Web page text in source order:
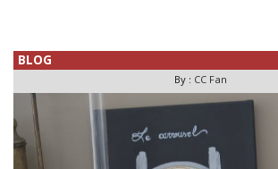
ージウォッチ愛好家にとっては辛い季節。
囲気のレザースト
BLOG
By : CC Fan